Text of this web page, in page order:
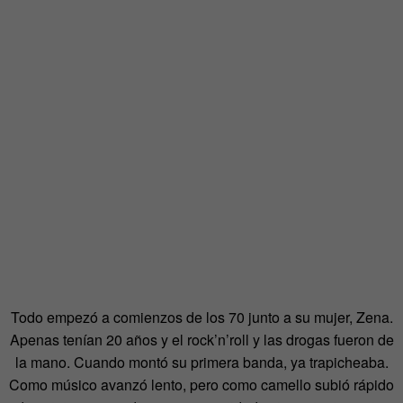
Todo empezó a comienzos de los 70 junto a su mujer, Zena.
Apenas tenían 20 años y el rock’n’roll y las drogas fueron de
la mano. Cuando montó su primera banda, ya trapicheaba.
Como músico avanzó lento, pero como camello subió rápido